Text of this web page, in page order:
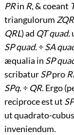
PRin R, & coeant
triangulorum ZQR
QRL) ad QT quad.
SP quad.÷SA
æqualia in SP
scribaturSPpro
SPq.÷ QR. Ergo
reciproce est ut
ut quadrato-
inveniendum.